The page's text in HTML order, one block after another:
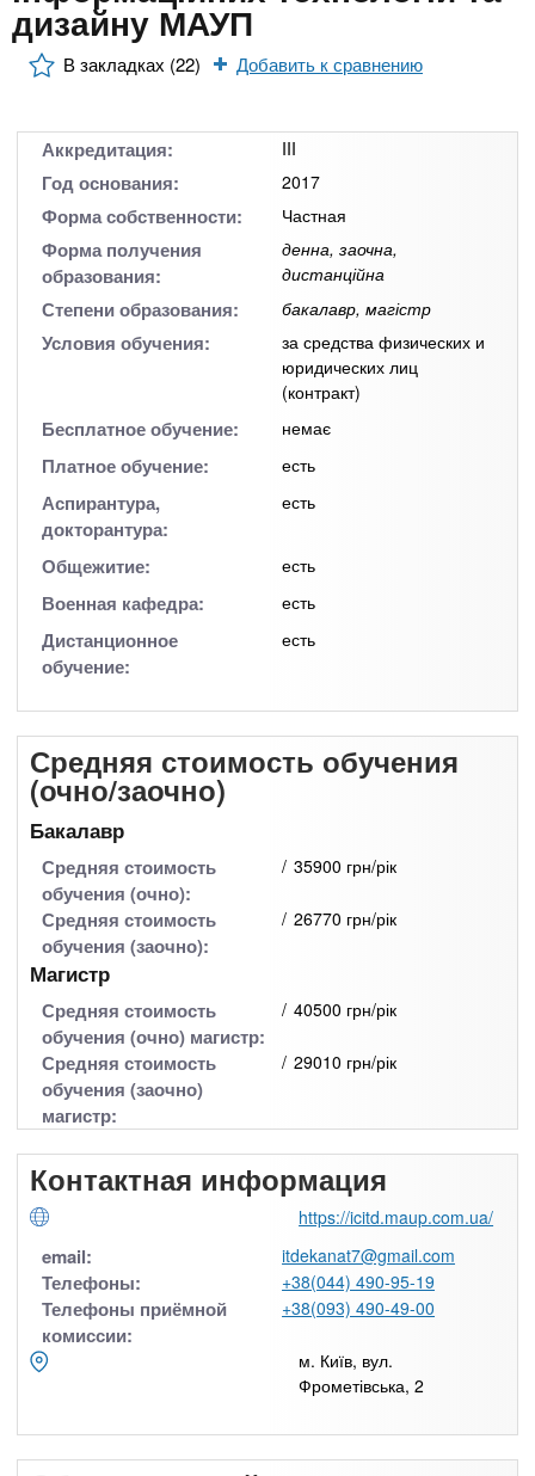
n
t
s
n
o
х
з
Онлайн курсы
За рубежом
дизайну МАУП
В закладках (22) Добавить к сравнению
Аккредитация: III
Год основания: 2017
Форма собственности: Частная
Форма получения
образования:
денна, заочна,
дистанційна
Степени образования: бакалавр, магістр
Условия обучения:
за средства физических и
юридических лиц
(контракт)
Бесплатное обучение: немає
Платное обучение: есть
Аспирантура,
докторантура:
есть
Общежитие: есть
Военная кафедра: есть
Дистанционное
обучение:
есть
Средняя стоимость обучения
(очно/заочно)
Бакалавр
Средняя стоимость
обучения (очно):
35900 грн/рік
Средняя стоимость
обучения (заочно):
26770 грн/рік
Магистр
Средняя стоимость
обучения (очно) магистр:
40500 грн/рік
Средняя стоимость
обучения (заочно)
магистр:
29010 грн/рік
Контактная информация
https://icitd.maup.com.ua/
email: itdekanat7@gmail.com
Телефоны: +38(044) 490-95-19
Телефоны приёмной
комиссии:
+38(093) 490-49-00
м. Київ, вул.
Фрометівська, 2